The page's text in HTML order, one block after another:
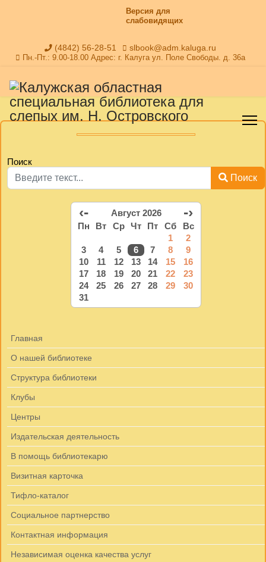
Версия для
слабовидящих
(4842) 56-28-51 slbook@adm.kaluga.ru
Пн.-Пт.: 9.00-18.00 Адрес: г. Калуга ул. Поле Свободы. д. 36а
Поиск
Поиск
‹- Август 2026 -›
Пн Вт Ср Чт Пт Сб
Вс
1
2
3
4 5 6 7 8
9
10
11 12 13 14 15
16
17
18 19 20 21 22
23
24
25 26 27 28 29
30
31
Главная
О нашей библиотеке
Структура библиотеки
Клубы
Центры
Издательская деятельность
В помощь библиотекарю
Визитная карточка
Тифло-каталог
Социальное партнерство
Контактная информация
Независимая оценка качества услуг